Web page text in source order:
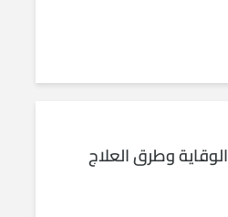
وطرق العلاج